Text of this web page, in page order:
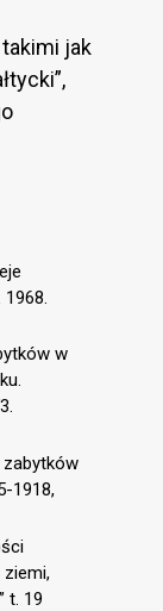
jak
w
zabytków
1918,
t. 19